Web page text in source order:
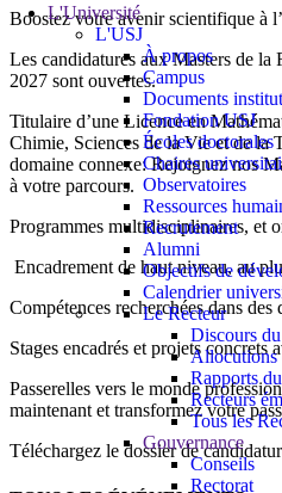
L'Université
L'USJ
À propos
Campus
Documents
Fondation USJ
Écoles doctorales
Chaires
Observatoires
Ressources
Recrutement
Alumni
Objectifs de
Calendrier
Le Recteur
Discours
Allocutions
Rapports
Recteurs
Tous les
Gouvernance
Conseils
Rectorat
Boostez votre avenir scientifique à
Les candidatures aux Masters de la
2027 sont ouvertes.
Titulaire d’une Licence en
Chimie, Sciences de la Vie et de la
domaine connexe: Rejoignez nos
à votre parcours.
Programmes multidisciplinaires, et
Encadrement de haut niveau, au
Compétences recherchées dans
Stages encadrés et projets concrets
Passerelles vers le monde
maintenant et transformez votre
Téléchargez le dossier de